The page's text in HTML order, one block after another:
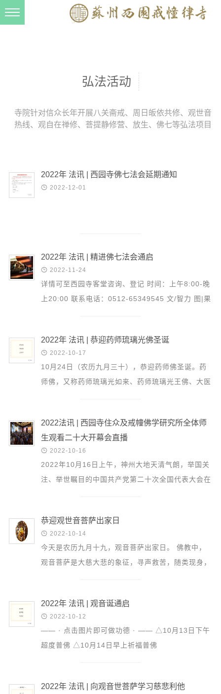
三风建设
寺院管理
道风建设
助印功德
弘法活动
西园法讯
义工家园
观世音热线
菩提静修营
观自在禅修营
学报论集
戒幢论坛
寺院巡览
西园风光
搜索
弘法活动
寺院针对信众长年开展八关斋戒、周日皈依共修、观世音
热线、观自在禅修、菩提静修营、放生、佛七等弘法项目
2022年 法讯 | 西园寺佛七法会延期通知
 2022-12-01
2022年 法讯 | 精进佛七法会通启
 2022-11-24
详情可至西园寺客堂咨询、登记 时间：上午8:00-晚
上20:00 联系电话：0512-65349545 文/智力 图|果
2022年 法讯 | 恭迎药师琉璃光佛圣诞
 2022-10-17
10月24日（农历九月三十），恭迎药师佛圣诞。药
师佛，又称药师琉璃光如来、药师琉璃光王佛、大医
2022法讯 | 西园寺住众及戒幢佛学研究所全体师
生观看二十大开幕会直播
 2022-10-16
2022年10月16日上午，神州大地天清气朗，举国关
注、举世瞩目的中国共产党第二十次全国代表大会在
恭迎观世音菩萨出家日
 2022-10-14
今天是农历九月十九，观音菩萨出家日。 佛教中，
观音菩萨是大慈大悲的象征，寻声救苦，随类现身，
2022年 法讯 | 观音诞通启
 2022-10-12
—— · 点击图片即可做功德 · —— △10月13日下午
超度普佛 △10月14日早上祈福普佛
2022年 法讯 | 向观音世菩萨学习慈悲利他